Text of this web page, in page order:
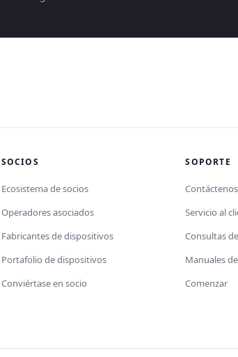
SOCIOS
Ecosistema de socios
Operadores asociados
Fabricantes de dispositivos
Portafolio de dispositivos
Conviértase en socio
SOPORTE
Contáctenos
Servicio al
Consultas
Manuales
Comenzar